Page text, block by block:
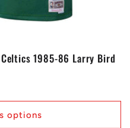
Celtics 1985-86 Larry Bird
options